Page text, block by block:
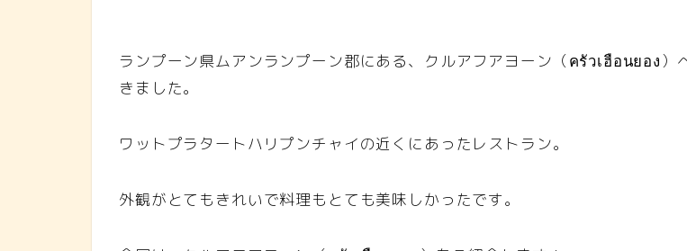
ランプーン県ムアンランプーン郡にある、クルアフアヨーン（ครัวเฮือนยอง）
きました。
ワットプラタートハリプンチャイの近くにあったレストラン。
外観がとてもきれいで料理もとても美味しかったです。